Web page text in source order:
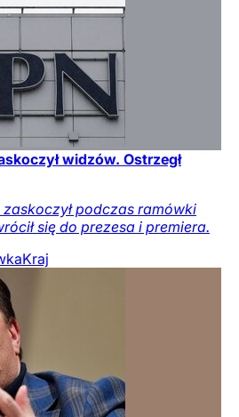
widzów. Ostrzegł
podczas ramówki
się do prezesa i premiera.
Kraj